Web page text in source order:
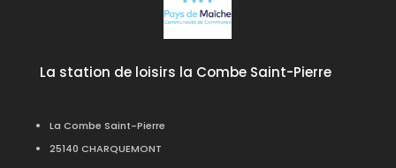
La station de loisirs la Combe Saint-Pierre
La Combe Saint-Pierre
25140 CHARQUEMONT